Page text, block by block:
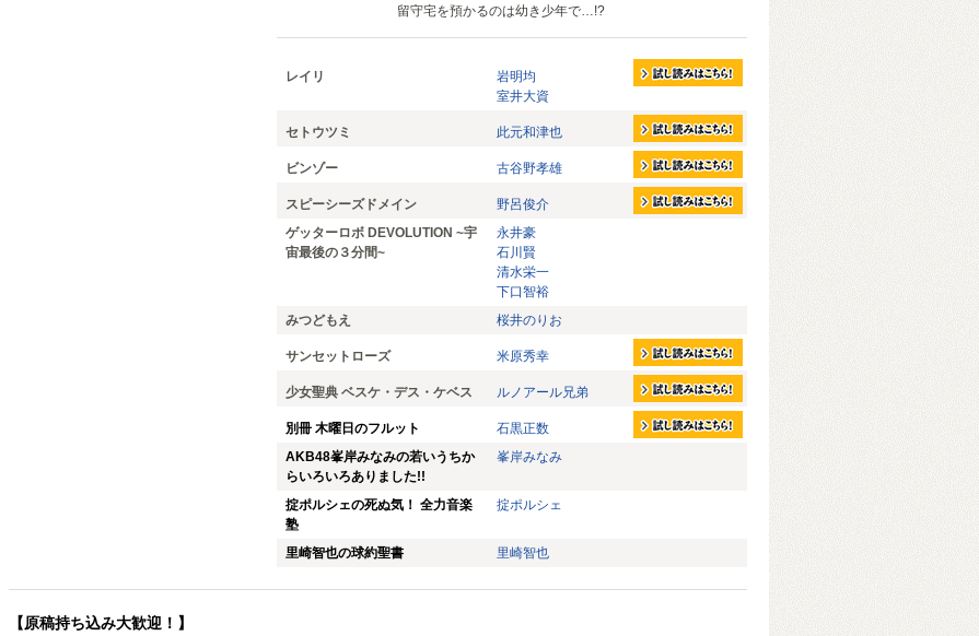
留守宅を預かるのは幼き少年で…!?
レイリ
岩明均
室井大資
セトウツミ 此元和津也
ビンゾー 古谷野孝雄
スピーシーズドメイン
野呂俊介
ゲッターロボ DEVOLUTION ~宇
宙最後の３分間~
永井豪
石川賢
清水栄一
下口智裕
みつどもえ
桜井のりお
サンセットローズ 米原秀幸
少女聖典 ベスケ・デス・ケベス ルノアール兄弟
別冊 木曜日のフルット
石黒正数
AKB48峯岸みなみの若いうちか
らいろいろありました!!
峯岸みなみ
掟ポルシェの死ぬ気！ 全力音楽
塾
掟ポルシェ
里崎智也の球約聖書 里崎智也
【原稿持ち込み大歓迎！】